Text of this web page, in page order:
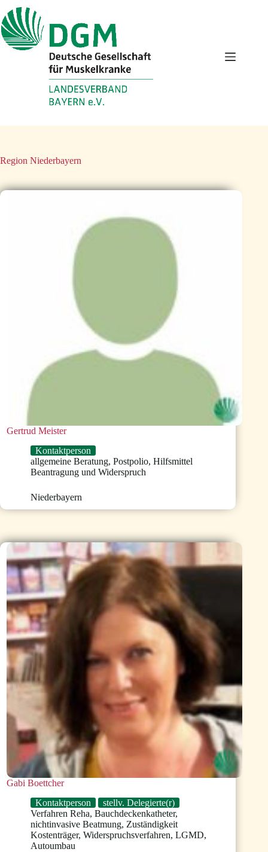
Inhalt
springen
Region Niederbayern
Gertrud Meister
Kontaktperson
allgemeine Beratung, Postpolio, Hilfsmittel
Beantragung und Widerspruch
Niederbayern
Gabi Boettcher
Kontaktperson
stellv. Delegierte(r)
Verfahren Reha, Bauchdeckenkatheter,
nichtinvasive Beatmung, Zuständigkeit
Kostenträger, Widerspruchsverfahren, LGMD,
Autoumbau